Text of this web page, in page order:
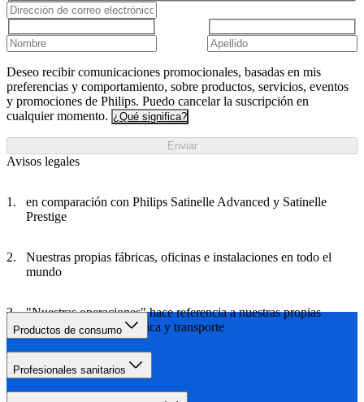
Deseo recibir comunicaciones promocionales, basadas en mis
preferencias y comportamiento, sobre productos, servicios, eventos
y promociones de Philips. Puedo cancelar la suscripción en
cualquier momento. ¿Qué significa?
Enviar
Avisos legales
en comparación con Philips Satinelle Advanced y Satinelle
Prestige
Nuestras propias fábricas, oficinas e instalaciones en todo el
mundo
"Nuestras operaciones" hace referencia a nuestras propias
fábricas, oficinas, logística y transporte
Productos de consumo
Profesionales sanitarios